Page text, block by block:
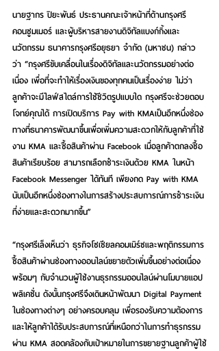
นายฐากร ปิยะพันธ์ ประธานคณะเจ้าหน้าที่ด้านกรุงศรี
คอนซูมเมอร์ และผู้บริหารสายงานดิจิทัลแบงก์กิ้งและ
นวัตกรรม ธนาคารกรุงศรีอยุธยา จำกัด (มหาชน) กล่าว
ว่า “กรุงศรีขับเคลื่อนในเรื่องดิจิทัลและนวัตกรรมอย่างต่อ
เนื่อง เพื่อที่จะทำให้เรื่องเงินของทุกคนเป็นเรื่องง่าย ไม่ว่า
ลูกค้าจะมีไลฟ์สไตล์การใช้ชีวิตรูปแบบใด กรุงศรีจะช่วยตอบ
โจทย์คุณได้ การเปิดบริการ Pay with KMAเป็นอีกหนึ่งช่อง
ทางที่ธนาคารพัฒนาขึ้นเพื่อเพิ่มความสะดวกให้กับลูกค้าที่ใช้
งาน KMA และซื้อสินค้าผ่าน Facebook เมื่อลูกค้าตกลงซื้อ
สินค้าเรียบร้อย สามารถเลือกชำระเงินด้วย KMA ในหน้า
Facebook Messenger ได้ทันที เพียงกด Pay with KMA
นับเป็นอีกหนึ่งช่องทางในการสร้างประสบการณ์การชำระเงิน
ที่ง่ายและสะดวกมากขึ้น”
“กรุงศรีเล็งเห็นว่า ธุรกิจโซเชียลคอมเมิร์ซและพฤติกรรมการ
ซื้อสินค้าผ่านช่องทางออนไลน์ขยายตัวเพิ่มขึ้นอย่างต่อเนื่อง
พร้อมๆ กับจำนวนผู้ใช้งานธุรกรรมออนไลน์ผ่านโมบายแอป
พลิเคชั่น ดังนั้นกรุงศรีจึงเดินหน้าพัฒนา Digital Payment
ในช่องทางต่างๆ อย่างครอบคลุม เพื่อรองรับความต้องการ
และให้ลูกค้าได้รับประสบการณ์ที่เหนือกว่าในการทำธุรกรรม
ผ่าน KMA สอดคล้องกับเป้าหมายในการขยายฐานลูกค้าผู้ใช้